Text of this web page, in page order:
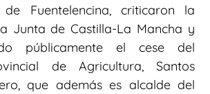
de Fuentelencina, criticaron la
Junta de Castilla-La Mancha y
públicamente el cese del
de Agricultura, Santos
que además es alcalde del